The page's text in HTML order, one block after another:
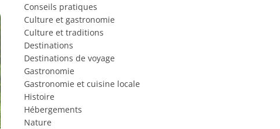
Conseils pratiques
Culture et gastronomie
Culture et traditions
Destinations
Destinations de voyage
Gastronomie
Gastronomie et cuisine locale
Histoire
Hébergements
Nature